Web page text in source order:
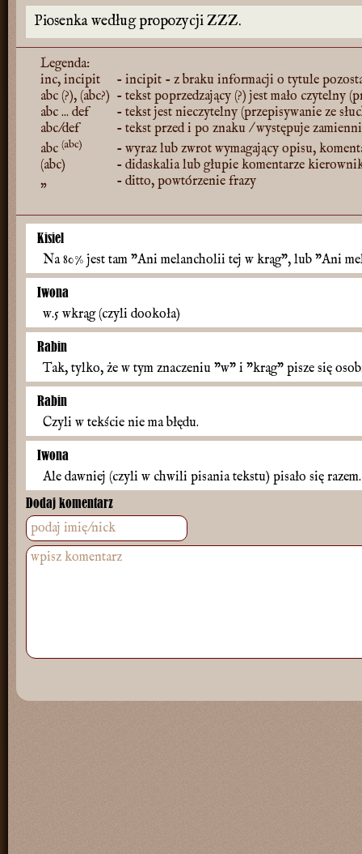
Piosenka według propozycji ZZZ.
Legenda:
inc, incipit
- incipit - z braku informacji o tytule
abc (?), (abc?) - tekst poprzedzający (?) jest mało czytelny
abc ... def
- tekst jest nieczytelny (przepisywanie ze
abc/def
- tekst przed i po znaku / występuje
abc (abc)
- wyraz lub zwrot wymagający opisu,
(abc)
- didaskalia lub głupie komentarze
„
- ditto, powtórzenie frazy
Kisiel
Na 80% jest tam "Ani melancholii tej w krąg", lub "Ani
Iwona
w.5 wkrąg (czyli dookoła)
Rabin
Tak, tylko, że w tym znaczeniu "w" i "krąg" pisze się
Rabin
Czyli w tekście nie ma błędu.
Iwona
Ale dawniej (czyli w chwili pisania tekstu) pisało się razem.
Dodaj komentarz